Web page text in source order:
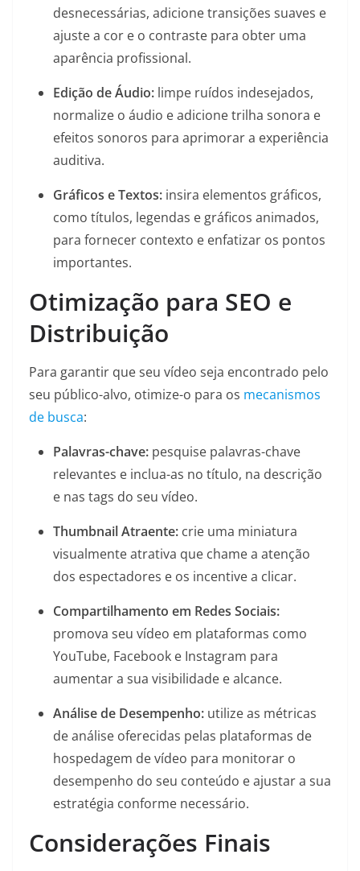
desnecessárias, adicione transições suaves e
ajuste a cor e o contraste para obter uma
aparência profissional.
Edição de Áudio: limpe ruídos indesejados,
normalize o áudio e adicione trilha sonora e
efeitos sonoros para aprimorar a experiência
auditiva.
Gráficos e Textos: insira elementos gráficos,
como títulos, legendas e gráficos animados,
para fornecer contexto e enfatizar os pontos
importantes.
Otimização para SEO e
Distribuição
Para garantir que seu vídeo seja encontrado pelo
seu público-alvo, otimize-o para os mecanismos
de busca:
Palavras-chave: pesquise palavras-chave
relevantes e inclua-as no título, na descrição
e nas tags do seu vídeo.
Thumbnail Atraente: crie uma miniatura
visualmente atrativa que chame a atenção
dos espectadores e os incentive a clicar.
Compartilhamento em Redes Sociais:
promova seu vídeo em plataformas como
YouTube, Facebook e Instagram para
aumentar a sua visibilidade e alcance.
Análise de Desempenho: utilize as métricas
de análise oferecidas pelas plataformas de
hospedagem de vídeo para monitorar o
desempenho do seu conteúdo e ajustar a sua
estratégia conforme necessário.
Considerações Finais